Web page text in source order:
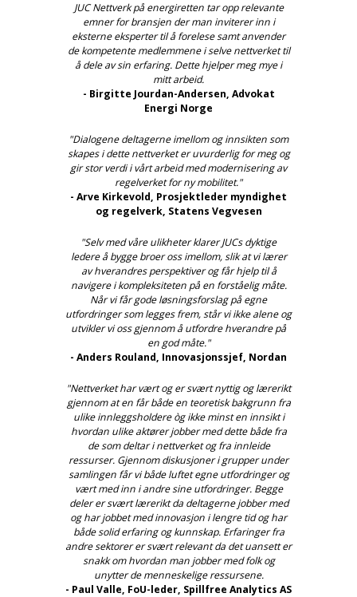
JUC Nettverk på energiretten tar opp relevante
emner for bransjen der man inviterer inn i
eksterne eksperter til å forelese samt anvender
de kompetente medlemmene i selve nettverket til
å dele av sin erfaring. Dette hjelper meg mye i
mitt arbeid.
- Birgitte Jourdan-Andersen​, Advokat
Energi Norge
"Dialogene deltagerne imellom og innsikten som
skapes i dette nettverket er uvurderlig for meg og
gir stor verdi i vårt arbeid med modernisering av
regelverket for ny mobilitet."
- Arve Kirkevold, Prosjektleder myndighet
og regelverk, Statens Vegvesen
"Selv med våre ulikheter klarer JUCs dyktige
ledere å bygge broer oss imellom, slik at vi lærer
av hverandres perspektiver og får hjelp til å
navigere i kompleksiteten på en forståelig måte.
Når vi får gode løsningsforslag på egne
utfordringer som legges frem, står vi ikke alene og
utvikler vi oss gjennom å utfordre hverandre på
en god måte."
- Anders Rouland, Innovasjonssjef, Nordan
"Nettverket har vært og er svært nyttig og lærerikt
gjennom at en får både en teoretisk bakgrunn fra
ulike innleggsholdere òg ikke minst en innsikt i
hvordan ulike aktører jobber med dette både fra
de som deltar i nettverket og fra innleide
ressurser. Gjennom diskusjoner i grupper under
samlingen får vi både luftet egne utfordringer og
vært med inn i andre sine utfordringer. Begge
deler er svært lærerikt da deltagerne jobber med
og har jobbet med innovasjon i lengre tid og har
både solid erfaring og kunnskap. Erfaringer fra
andre sektorer er svært relevant da det uansett er
snakk om hvordan man jobber med folk og
unytter de menneskelige ressursene.
- Paul Valle, FoU-leder, Spillfree Analytics AS